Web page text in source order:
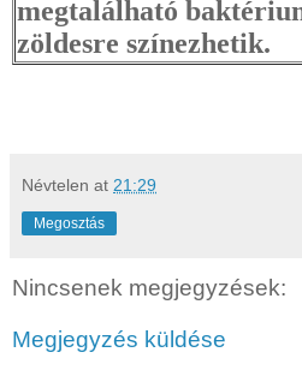
megtalálható
zöldesre színezhetik.
Névtelen at 21:29
Megosztás
Nincsenek megjegyzések:
Megjegyzés küldése